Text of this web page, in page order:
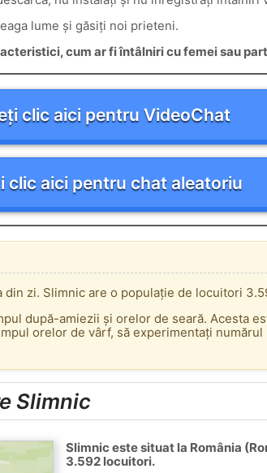
lume și găsiți noi prieteni.
cum ar fi întâlniri cu femei sau
clic aici pentru VideoChat
clic aici pentru chat aleatoriu
zi. Slimnic are o populație de locuitori
după-amiezii și orelor de seară. Acesta
orelor de vârf, să experimentați
Slimnic
Slimnic este situat la România
3.592 locuitori.